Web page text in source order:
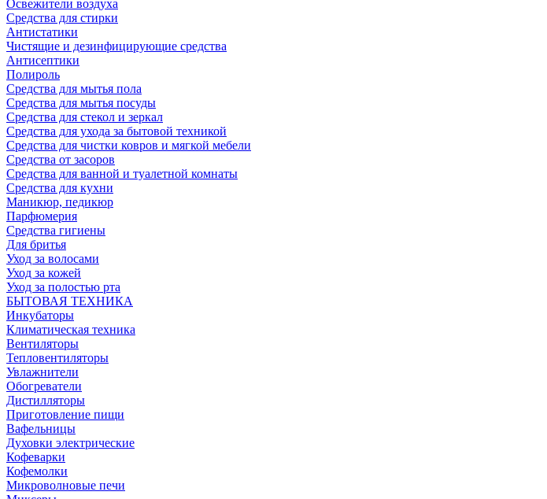
Освежители воздуха
Средства для стирки
Антистатики
Чистящие и дезинфицирующие средства
Антисептики
Полироль
Средства для мытья пола
Средства для мытья посуды
Средства для стекол и зеркал
Средства для ухода за бытовой техникой
Средства для чистки ковров и мягкой мебели
Средства от засоров
Средства для ванной и туалетной комнаты
Средства для кухни
Маникюр, педикюр
Парфюмерия
Средства гигиены
Для бритья
Уход за волосами
Уход за кожей
Уход за полостью рта
БЫТОВАЯ ТЕХНИКА
Инкубаторы
Климатическая техника
Вентиляторы
Тепловентиляторы
Увлажнители
Обогреватели
Дистилляторы
Приготовление пищи
Вафельницы
Духовки электрические
Кофеварки
Кофемолки
Микроволновые печи